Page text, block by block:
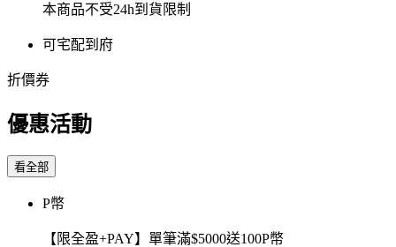
本商品不受24h到貨限制
可宅配到府
折價券
優惠活動
看全部
P幣
【限全盈+PAY】單筆滿$5000送100P幣